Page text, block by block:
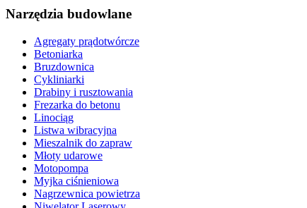
Narzędzia budowlane
Agregaty prądotwórcze
Betoniarka
Bruzdownica
Cykliniarki
Drabiny i rusztowania
Frezarka do betonu
Linociąg
Listwa wibracyjna
Mieszalnik do zapraw
Młoty udarowe
Motopompa
Myjka ciśnieniowa
Nagrzewnica powietrza